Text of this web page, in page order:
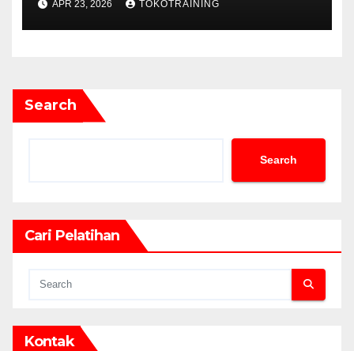
APR 23, 2026 TOKOTRAINING
Search
Search
Cari Pelatihan
Kontak